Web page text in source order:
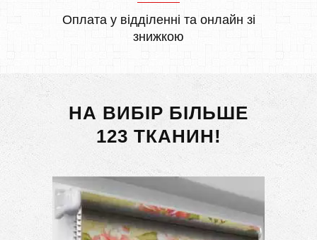
Оплата у відділенні та онлайн зі
знижкою
НА ВИБІР БІЛЬШЕ
123 ТКАНИН!